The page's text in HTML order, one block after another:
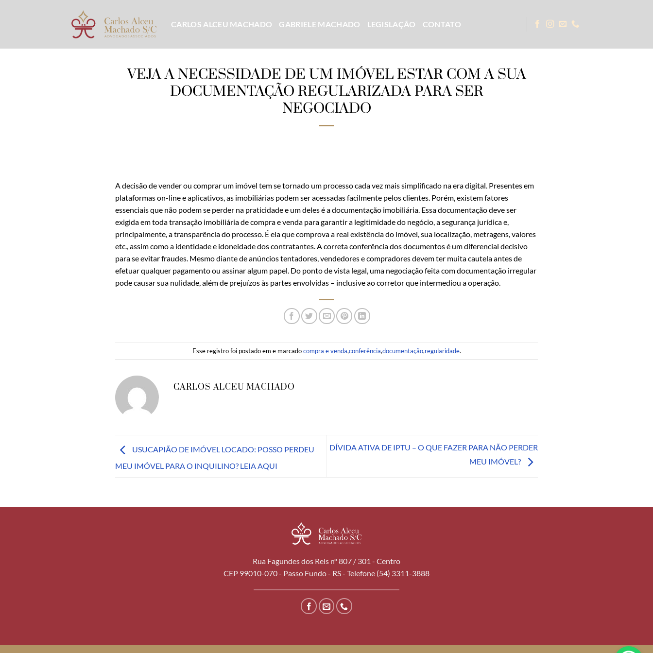
CARLOS ALCEU MACHADO GABRIELE MACHADO LEGISLAÇÃO CONTATO
VEJA A NECESSIDADE DE UM IMÓVEL ESTAR COM A SUA
DOCUMENTAÇÃO REGULARIZADA PARA SER
NEGOCIADO
A decisão de vender ou comprar um imóvel tem se tornado um processo cada vez mais simplificado na era digital. Presentes em
plataformas on-line e aplicativos, as imobiliárias podem ser acessadas facilmente pelos clientes. Porém, existem fatores
essenciais que não podem se perder na praticidade e um deles é a documentação imobiliária. Essa documentação deve ser
exigida em toda transação imobiliária de compra e venda para garantir a legitimidade do negócio, a segurança jurídica e,
principalmente, a transparência do processo. É ela que comprova a real existência do imóvel, sua localização, metragens, valores
etc., assim como a identidade e idoneidade dos contratantes. A correta conferência dos documentos é um diferencial decisivo
para se evitar fraudes. Mesmo diante de anúncios tentadores, vendedores e compradores devem ter muita cautela antes de
efetuar qualquer pagamento ou assinar algum papel. Do ponto de vista legal, uma negociação feita com documentação irregular
pode causar sua nulidade, além de prejuízos às partes envolvidas – inclusive ao corretor que intermediou a operação.
Esse registro foi postado em e marcadocompra e venda,conferência,documentação,regularidade.
CARLOS ALCEU MACHADO
USUCAPIÃO DE IMÓVEL LOCADO: POSSO PERDEU
MEU IMÓVEL PARA O INQUILINO? LEIA AQUI
DÍVIDA ATIVA DE IPTU – O QUE FAZER PARA NÃO PERDER
MEU IMÓVEL?
Rua Fagundes dos Reis nº 807 / 301 - Centro
CEP 99010-070 - Passo Fundo - RS - Telefone (54) 3311-3888